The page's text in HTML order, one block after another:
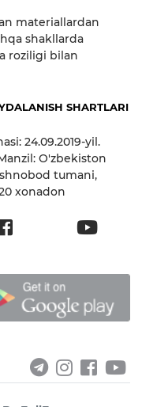
materiallardan
shakllarda
roziligi bilan
SHARTLARI
24.09.2019-yil.
O'zbekiston
tumani,
xonadon